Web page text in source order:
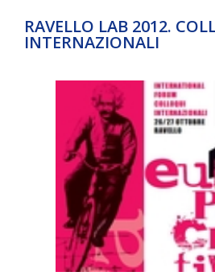
RAVELLO LAB 2012.
INTERNAZIONALI